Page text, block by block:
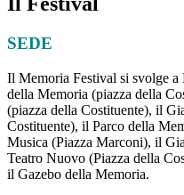
SEDE
Il Memoria Festival si svolge a
della Memoria (piazza della
(piazza della Costituente), il
Costituente), il Parco della
Musica (Piazza Marconi), il
Teatro Nuovo (Piazza della
il Gazebo della Memoria.